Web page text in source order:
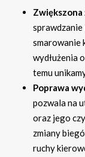
sprawdzanie
smarowanie
wydłużenia
temu
Poprawa
pozwala na
oraz jego
zmiany
ruchy